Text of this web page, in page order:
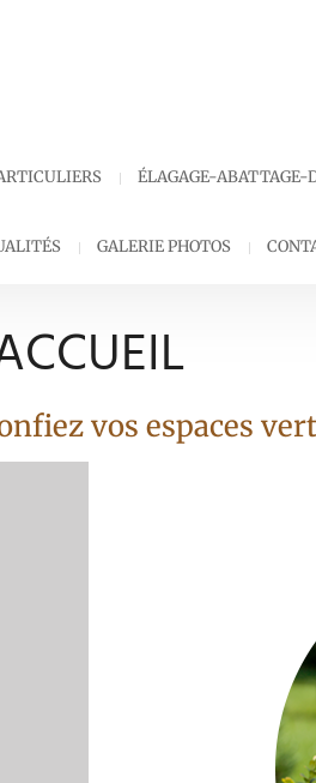
ÉLAGAGE-ABATTAGE-
GALERIE PHOTOS
vos espaces